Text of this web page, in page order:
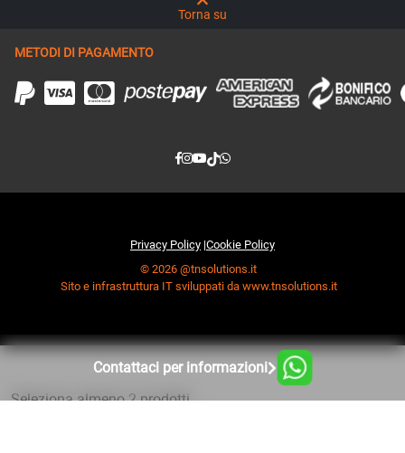
Torna su
METODI DI PAGAMENTO
Privacy Policy |Cookie Policy
© 2026 @tnsolutions.it
Sito e infrastruttura IT sviluppati da www.tnsolutions.it
Contattaci per informazioni
Seleziona almeno 2 prodotti